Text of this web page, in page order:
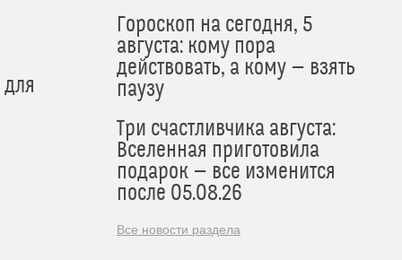
Гороскоп на сегодня, 5
августа: кому пора
действовать, а кому — взять
паузу
Три счастливчика августа:
Вселенная приготовила
подарок — все изменится
после 05.08.26
Все новости раздела